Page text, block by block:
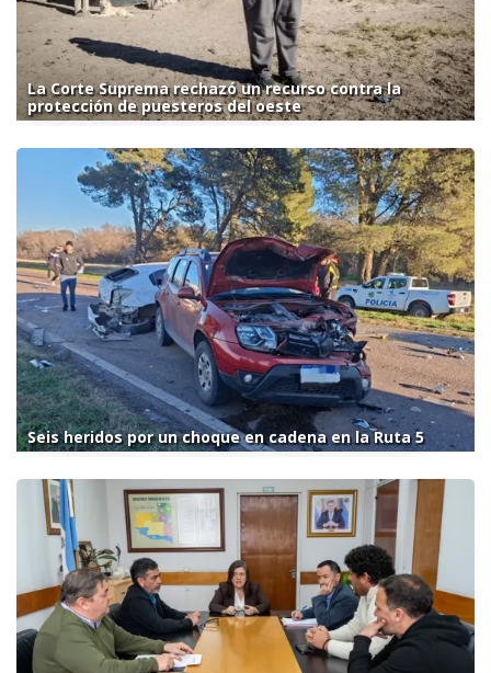
La Corte Suprema rechazó un recurso contra la
protección de puesteros del oeste
Seis heridos por un choque en cadena en la Ruta 5